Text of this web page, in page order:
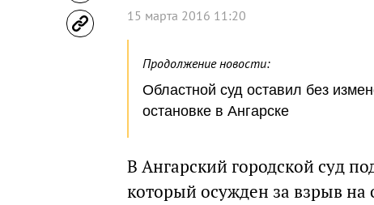
15 марта 2016 11:20
Продолжение новости:
Областной суд оставил без
остановке в Ангарске
В Ангарский городской суд
который осужден за взрыв на